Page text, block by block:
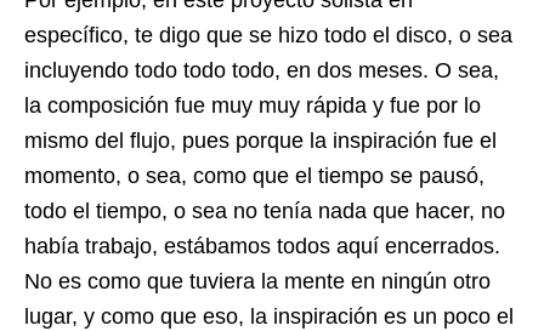
específico, te digo que se hizo todo el disco, o sea
incluyendo todo todo todo, en dos meses. O sea,
la composición fue muy muy rápida y fue por lo
mismo del flujo, pues porque la inspiración fue el
momento, o sea, como que el tiempo se pausó,
todo el tiempo, o sea no tenía nada que hacer, no
había trabajo, estábamos todos aquí encerrados.
No es como que tuviera la mente en ningún otro
lugar, y como que eso, la inspiración es un poco el